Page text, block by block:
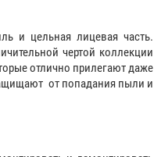
и цельная лицевая часть.
чертой коллекции
отлично прилегают даже
от попадания пыли и